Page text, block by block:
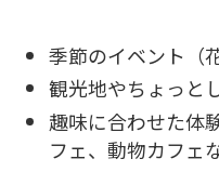
季節のイベント（
観光地やちょっと
趣味に合わせた体
フェ、動物カフェ